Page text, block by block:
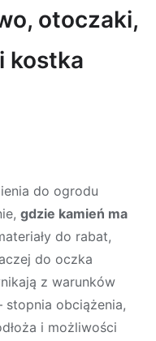
otoczaki,
kostka
do ogrodu
gdzie kamień ma
do rabat,
do oczka
z warunków
obciążenia,
i możliwości